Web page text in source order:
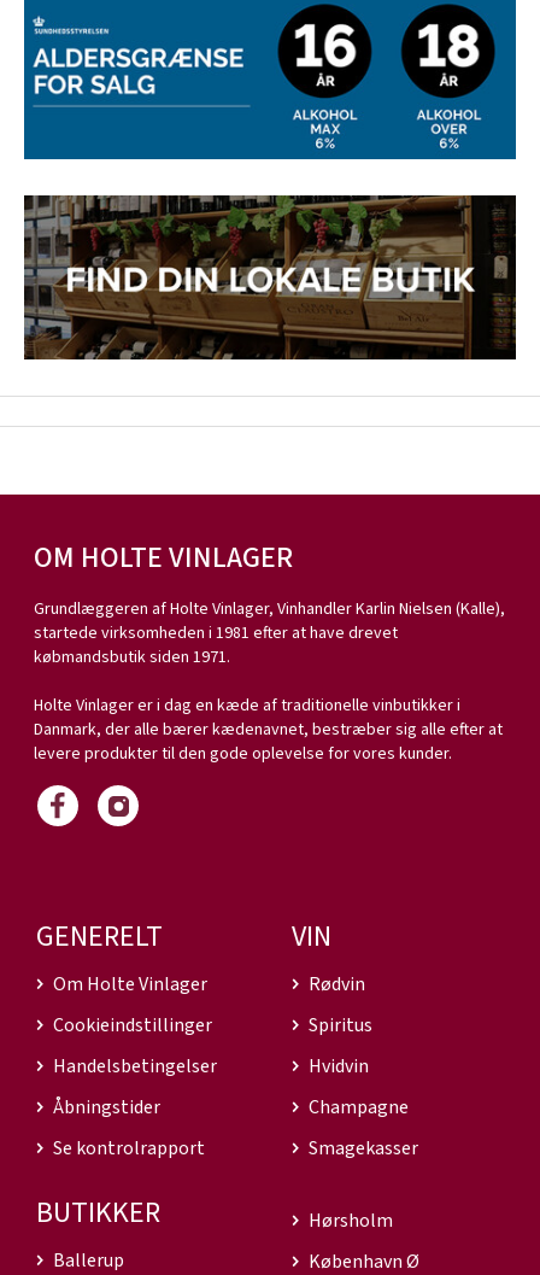
OM HOLTE VINLAGER
Grundlæggeren af Holte Vinlager, Vinhandler Karlin Nielsen (Kalle),
startede virksomheden i 1981 efter at have drevet
købmandsbutik siden 1971.
Holte Vinlager er i dag en kæde af traditionelle vinbutikker i
Danmark, der alle bærer kædenavnet, bestræber sig alle efter at
levere produkter til den gode oplevelse for vores kunder.
GENERELT
Om Holte Vinlager
Cookieindstillinger
Handelsbetingelser
Åbningstider
Se kontrolrapport
VIN
Rødvin
Spiritus
Hvidvin
Champagne
Smagekasser
BUTIKKER
Ballerup
Hørsholm
København Ø